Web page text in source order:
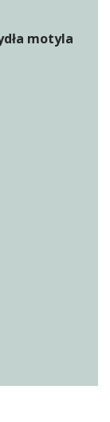
motyla